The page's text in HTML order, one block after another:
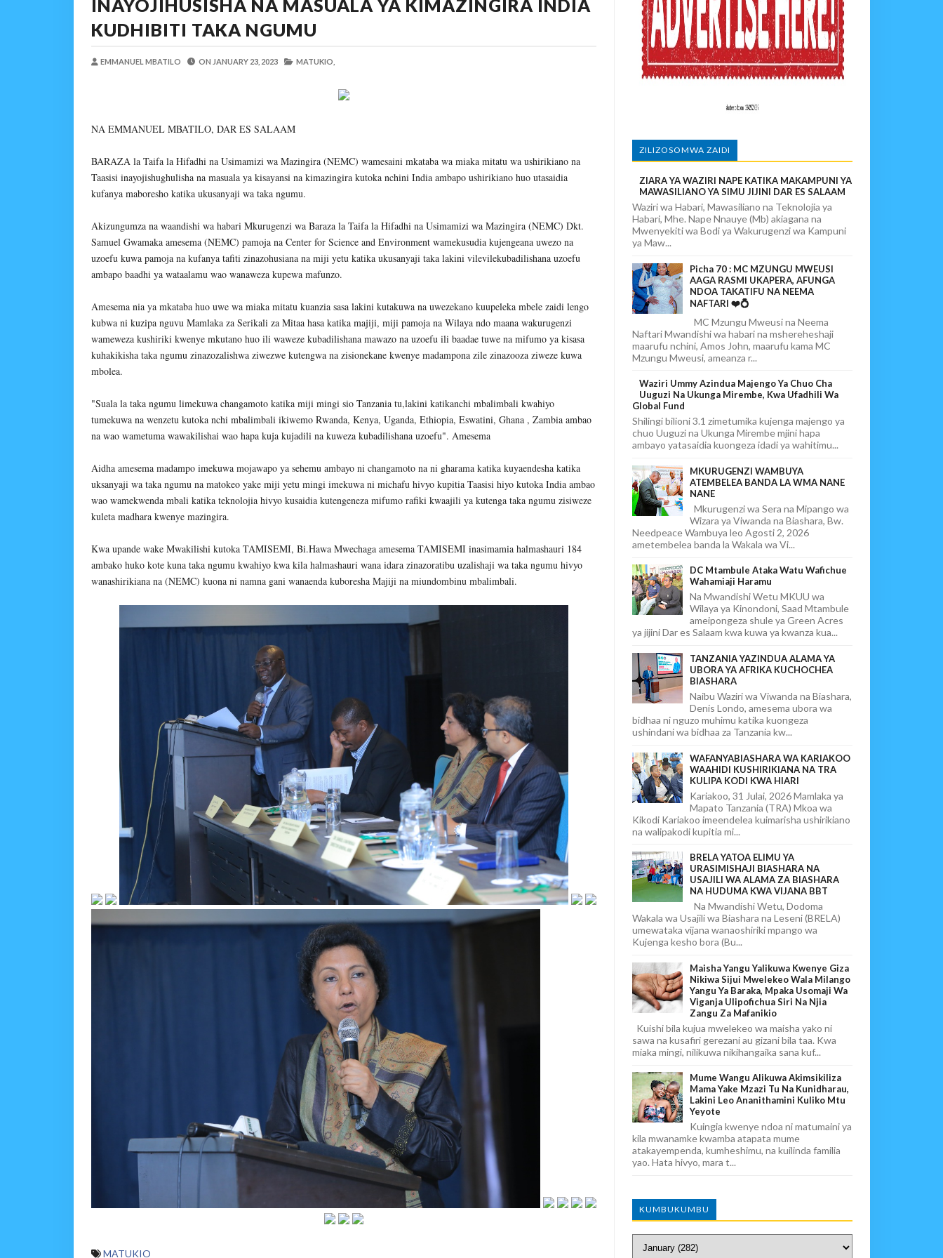
Maisha Yangu Yalikuwa Kwenye Giza Nikiwa Sijui Mwelekeo Wala Milango Yangu Ya Baraka, Mpaka Usomaji Wa Viganja Ulipofichua Siri Na Njia Zangu Za
Zawadi-Aug 06 2026
OSCAR ASSENGA-Aug 06 2026
Umaskini Na Madeni Yalitishia Kuangamiza Heshima Na Maisha Ya Familia Yangu, Mpaka Nilipovunja Mikosi Na Kushuhudia Tajiriba Ikirejea Nyumbani
Nilitafuta Mtoto Kwa Zaidi Ya Miaka Saba Bila Mafanikio, Mpaka Tiba Ya Asili Iliponiwezesha Kushika Mimba Na Kufuta Machozi Yangu
Zawadi-Aug 06 2026
Alex Sonna- Aug 06 2026
SERIKALI YASISITIZA USHINDANI WA HAKI KUCHOCHEA UKUAJI WA UCHUMI
Aug 06 2026
INAYOJIHUSISHA NA MASUALA YA KIMAZINGIRA INDIA
KUDHIBITI TAKA NGUMU
EMMANUEL MBATILO ON JANUARY 23, 2023 MATUKIO,
NA EMMANUEL MBATILO, DAR ES SALAAM
BARAZA la Taifa la Hifadhi na Usimamizi wa Mazingira (NEMC) wamesaini mkataba wa miaka mitatu wa ushirikiano na
Taasisi inayojishughulisha na masuala ya kisayansi na kimazingira kutoka nchini India ambapo ushirikiano huo utasaidia
kufanya maboresho katika ukusanyaji wa taka ngumu.
Akizungumza na waandishi wa habari Mkurugenzi wa Baraza la Taifa la Hifadhi na Usimamizi wa Mazingira (NEMC) Dkt.
Samuel Gwamaka amesema (NEMC) pamoja na Center for Science and Environment wamekusudia kujengeana uwezo na
uzoefu kuwa pamoja na kufanya tafiti zinazohusiana na miji yetu katika ukusanyaji taka lakini vilevilekubadilishana uzoefu
ambapo baadhi ya wataalamu wao wanaweza kupewa mafunzo.
Amesema nia ya mkataba huo uwe wa miaka mitatu kuanzia sasa lakini kutakuwa na uwezekano kuupeleka mbele zaidi lengo
kubwa ni kuzipa nguvu Mamlaka za Serikali za Mitaa hasa katika majiji, miji pamoja na Wilaya ndo maana wakurugenzi
wameweza kushiriki kwenye mkutano huo ili waweze kubadilishana mawazo na uzoefu ili baadae tuwe na mifumo ya kisasa
kuhakikisha taka ngumu zinazozalishwa ziwezwe kutengwa na zisionekane kwenye madampona zile zinazooza ziweze kuwa
mbolea.
"Suala la taka ngumu limekuwa changamoto katika miji mingi sio Tanzania tu,lakini katikanchi mbalimbali kwahiyo
tumekuwa na wenzetu kutoka nchi mbalimbali ikiwemo Rwanda, Kenya, Uganda, Ethiopia, Eswatini, Ghana , Zambia ambao
na wao wametuma wawakilishai wao hapa kuja kujadili na kuweza kubadilishana uzoefu". Amesema
Aidha amesema madampo imekuwa mojawapo ya sehemu ambayo ni changamoto na ni gharama katika kuyaendesha katika
uksanyaji wa taka ngumu na matokeo yake miji yetu mingi imekuwa ni michafu hivyo kupitia Taasisi hiyo kutoka India ambao
wao wamekwenda mbali katika teknolojia hivyo kusaidia kutengeneza mifumo rafiki kwaajili ya kutenga taka ngumu zisiweze
kuleta madhara kwenye mazingira.
Kwa upande wake Mwakilishi kutoka TAMISEMI, Bi.Hawa Mwechaga amesema TAMISEMI inasimamia halmashauri 184
ambako huko kote kuna taka ngumu kwahiyo kwa kila halmashauri wana idara zinazoratibu uzalishaji wa taka ngumu hivyo
wanashirikiana na (NEMC) kuona ni namna gani wanaenda kuboresha Majiji na miundombinu mbalimbali.
MATUKIO
ZILIZOSOMWA ZAIDI
ZIARA YA WAZIRI NAPE KATIKA MAKAMPUNI YA
MAWASILIANO YA SIMU JIJINI DAR ES SALAAM
Waziri wa Habari, Mawasiliano na Teknolojia ya
Habari, Mhe. Nape Nnauye (Mb) akiagana na
Mwenyekiti wa Bodi ya Wakurugenzi wa Kampuni
ya Maw...
Picha 70 : MC MZUNGU MWEUSI
AAGA RASMI UKAPERA, AFUNGA
NDOA TAKATIFU NA NEEMA
NAFTARI ❤️💍
MC Mzungu Mweusi na Neema
Naftari Mwandishi wa habari na mshereheshaji
maarufu nchini, Amos John, maarufu kama MC
Mzungu Mweusi, ameanza r...
Waziri Ummy Azindua Majengo Ya Chuo Cha
Uuguzi Na Ukunga Mirembe, Kwa Ufadhili Wa
Global Fund
Shilingi bilioni 3.1 zimetumika kujenga majengo ya
chuo Uuguzi na Ukunga Mirembe mjini hapa
ambayo yatasaidia kuongeza idadi ya wahitimu...
MKURUGENZI WAMBUYA
ATEMBELEA BANDA LA WMA NANE
NANE
Mkurugenzi wa Sera na Mipango wa
Wizara ya Viwanda na Biashara, Bw.
Needpeace Wambuya leo Agosti 2, 2026
ametembelea banda la Wakala wa Vi...
DC Mtambule Ataka Watu Wafichue
Wahamiaji Haramu
Na Mwandishi Wetu MKUU wa
Wilaya ya Kinondoni, Saad Mtambule
ameipongeza shule ya Green Acres
ya jijini Dar es Salaam kwa kuwa ya kwanza kua...
TANZANIA YAZINDUA ALAMA YA
UBORA YA AFRIKA KUCHOCHEA
BIASHARA
Naibu Waziri wa Viwanda na Biashara,
Denis Londo, amesema ubora wa
bidhaa ni nguzo muhimu katika kuongeza
ushindani wa bidhaa za Tanzania kw...
WAFANYABIASHARA WA KARIAKOO
WAAHIDI KUSHIRIKIANA NA TRA
KULIPA KODI KWA HIARI
Kariakoo, 31 Julai, 2026 Mamlaka ya
Mapato Tanzania (TRA) Mkoa wa
Kikodi Kariakoo imeendelea kuimarisha ushirikiano
na walipakodi kupitia mi...
BRELA YATOA ELIMU YA
URASIMISHAJI BIASHARA NA
USAJILI WA ALAMA ZA BIASHARA
NA HUDUMA KWA VIJANA BBT
Na Mwandishi Wetu, Dodoma
Wakala wa Usajili wa Biashara na Leseni (BRELA)
umewataka vijana wanaoshiriki mpango wa
Kujenga kesho bora (Bu...
Maisha Yangu Yalikuwa Kwenye Giza
Nikiwa Sijui Mwelekeo Wala Milango
Yangu Ya Baraka, Mpaka Usomaji Wa
Viganja Ulipofichua Siri Na Njia
Zangu Za Mafanikio
Kuishi bila kujua mwelekeo wa maisha yako ni
sawa na kusafiri gerezani au gizani bila taa. Kwa
miaka mingi, nilikuwa nikihangaika sana kuf...
Mume Wangu Alikuwa Akimsikiliza
Mama Yake Mzazi Tu Na Kunidharau,
Lakini Leo Ananithamini Kuliko Mtu
Yeyote
Kuingia kwenye ndoa ni matumaini ya
kila mwanamke kwamba atapata mume
atakayempenda, kumheshimu, na kuilinda familia
yao. Hata hivyo, mara t...
KUMBUKUMBU